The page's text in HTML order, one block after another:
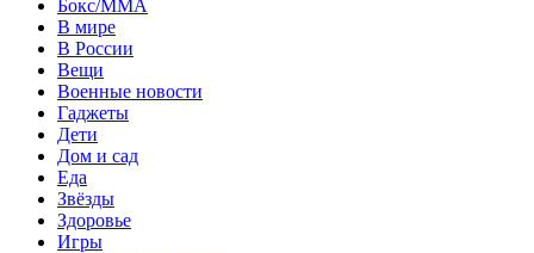
Бокс/MMA
В мире
В России
Вещи
Военные новости
Гаджеты
Дети
Дом и сад
Еда
Звёзды
Здоровье
Игры